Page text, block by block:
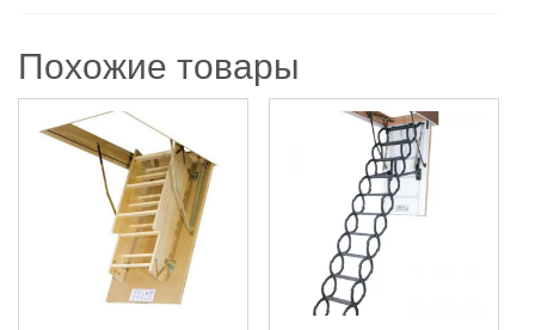
Похожие товары